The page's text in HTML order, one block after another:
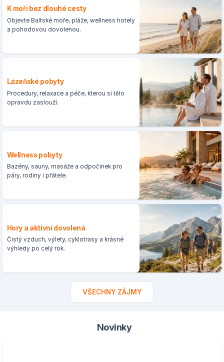
K moři bez dlouhé cesty
Objevte Baltské moře, pláže, wellness hotely
a pohodovou dovolenou.
Lázeňské pobyty
Procedury, relaxace a péče, kterou si tělo
opravdu zaslouží.
Wellness pobyty
Bazény, sauny, masáže a odpočinek pro
páry, rodiny i přátele.
Hory a aktivní dovolená
Čistý vzduch, výlety, cyklotrasy a krásné
výhledy po celý rok.
VŠECHNY ZÁJMY
Novinky